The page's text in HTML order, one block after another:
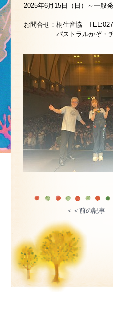
2025年6月15日（日）～一般
お問合せ：桐生音協
パストラルかぞ・チケッ
＜＜前の記事